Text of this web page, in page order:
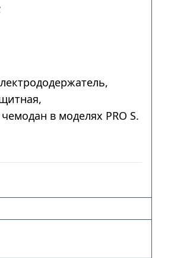
в моделях PRO S.